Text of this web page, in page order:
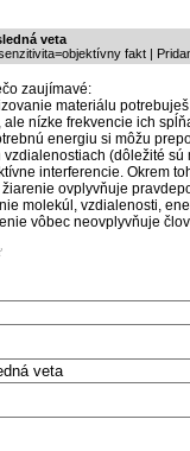
veta
fakt |
zaujímavé:
materiálu
ale nízke frekvencie ich
energiu si môžu
vzdialenostiach (dôležité
interferencie. Okrem
ovplyvňuje
molekúl, vzdialenosti,
vôbec neovplyvňuje